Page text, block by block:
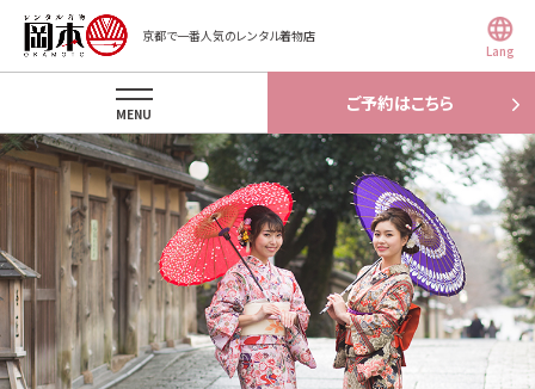
京都で一番人気のレンタル着物店
Lang
ご予約はこちら
MENU